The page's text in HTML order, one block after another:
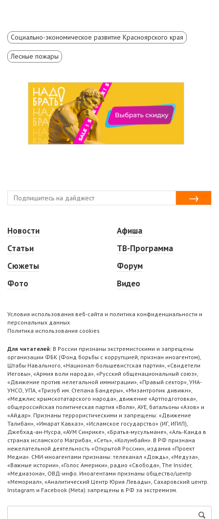
Социально-экономическое развитие Красноярского края
Лесные пожары
Новости
Статьи
Сюжеты
Фото
Афиша
ТВ-Программа
Форум
Видео
Условия использования веб-сайта и политика конфиденциальности и
персональных данных
Политика использования cookies
Для читателей: В России признаны экстремистскими и запрещены
организации ФБК (Фонд борьбы с коррупцией, признан иноагентом),
Штабы Навального, «Национал-большевистская партия», «Свидетели
Иеговы», «Армия воли народа», «Русский общенациональный союз»,
«Движение против нелегальной иммиграции», «Правый сектор», УНА-
УНСО, УПА, «Тризуб им. Степана Бандеры», «Мизантропик дивижн»,
«Меджлис крымскотатарского народа», движение «Артподготовка»,
общероссийская политическая партия «Воля», АУЕ, батальоны «Азов» и
«Айдар». Признаны террористическими и запрещены: «Движение
Талибан», «Имарат Кавказ», «Исламское государство» (ИГ, ИГИЛ),
Джебхад-ан-Нусра, «АУМ Синрике», «Братья-мусульмане», «Аль-Каида в
странах исламского Магриба», «Сеть», «Колумбайн». В РФ признана
нежелательной деятельность «Открытой России», издания «Проект
Медиа». СМИ-иноагентами признаны: телеканал «Дождь», «Медуза»,
«Важные истории», «Голос Америки», радио «Свобода», The Insider,
«Медиазона», ОВД-инфо. Иноагентами признаны общество/центр
«Мемориал», «Аналитический Центр Юрия Левады», Сахаровский центр.
Instagram и Facebook (Metа) запрещены в РФ за экстремизм.